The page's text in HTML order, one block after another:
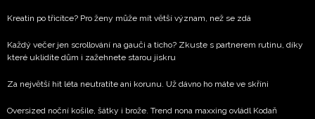
Kreatin po třicítce? Pro ženy může mít větší význam, než se zdá
Každý večer jen scrollování na gauči a ticho? Zkuste s partnerem rutinu, díky
které uklidíte dům i zažehnete starou jiskru
Za největší hit léta neutratíte ani korunu. Už dávno ho máte ve skříni
Oversized noční košile, šátky i brože. Trend nona maxxing ovládl Kodaň